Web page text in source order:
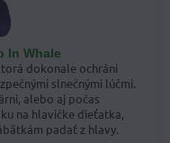
In Whale
dokonale ochráni
slnečnými lúčmi.
alebo aj počas
na hlavičke dieťatka,
padať z hlavy.